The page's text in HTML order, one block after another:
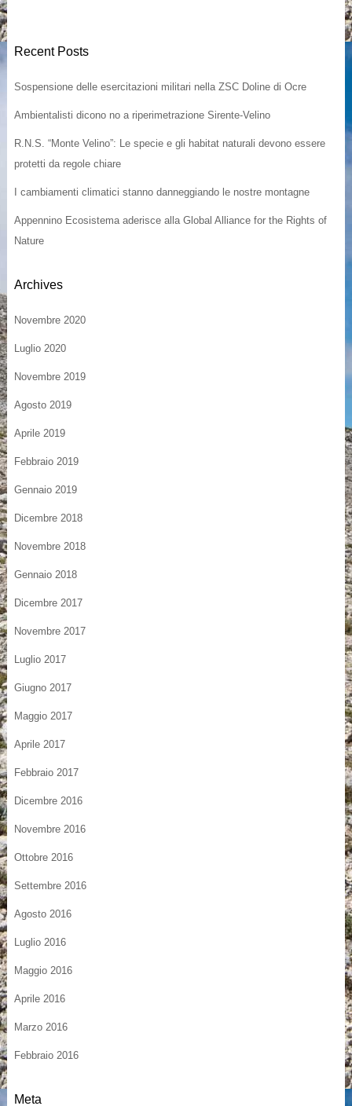
Recent Posts
Sospensione delle esercitazioni militari nella ZSC Doline di Ocre
Ambientalisti dicono no a riperimetrazione Sirente-Velino
R.N.S. “Monte Velino”: Le specie e gli habitat naturali devono essere
protetti da regole chiare
I cambiamenti climatici stanno danneggiando le nostre montagne
Appennino Ecosistema aderisce alla Global Alliance for the Rights of
Nature
Archives
Novembre 2020
Luglio 2020
Novembre 2019
Agosto 2019
Aprile 2019
Febbraio 2019
Gennaio 2019
Dicembre 2018
Novembre 2018
Gennaio 2018
Dicembre 2017
Novembre 2017
Luglio 2017
Giugno 2017
Maggio 2017
Aprile 2017
Febbraio 2017
Dicembre 2016
Novembre 2016
Ottobre 2016
Settembre 2016
Agosto 2016
Luglio 2016
Maggio 2016
Aprile 2016
Marzo 2016
Febbraio 2016
Meta